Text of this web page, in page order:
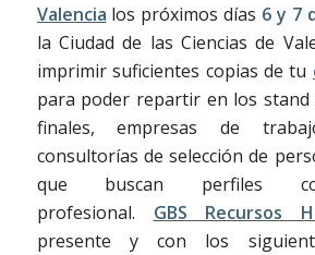
Valencia los próximos días 6 y 7
la Ciudad de las Ciencias de
imprimir suficientes copias de tu
para poder repartir en los stand
finales, empresas de
consultorías de selección de
que buscan perfiles
profesional. GBS Recursos
presente y con los